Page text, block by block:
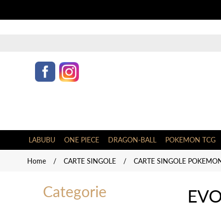
LABUBU ONE PIECE DRAGON-BALL POKEMON TCG
Home / CARTE SINGOLE / CARTE SINGOLE
Categorie